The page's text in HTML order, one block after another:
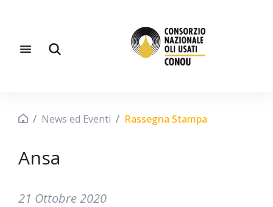
News ed Eventi Rassegna Stampa
Ansa
21 Ottobre 2020